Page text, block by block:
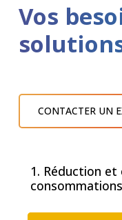
Vos
CONTACTER UN
1. Réduction
consommations